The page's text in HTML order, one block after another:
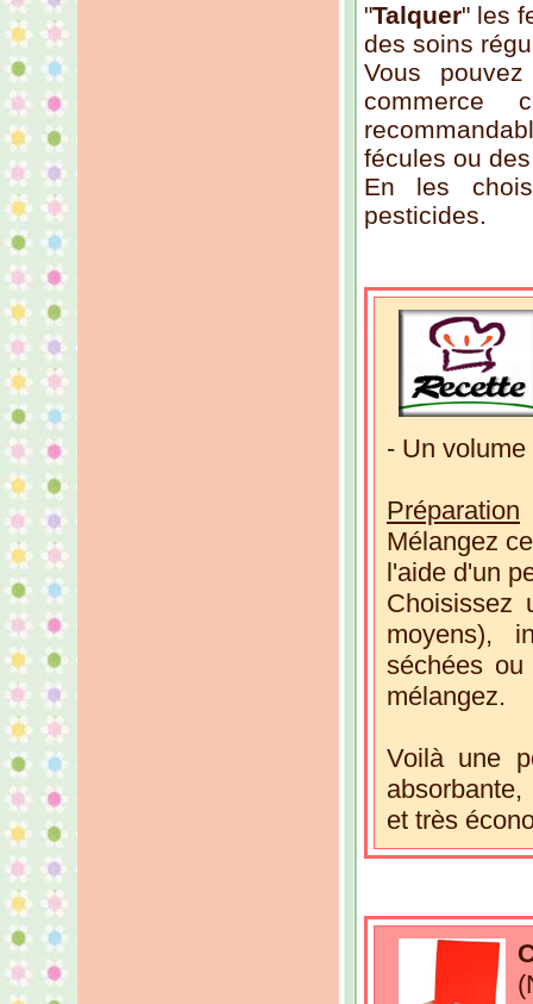
"Talquer" les
des soins
Vous
commerce
fécules ou
En les
pesticides.
- Un
Préparation
Mélangez
l'aide d'un
Choisissez
moyens),
séchées
mélangez.
Voilà une
et très